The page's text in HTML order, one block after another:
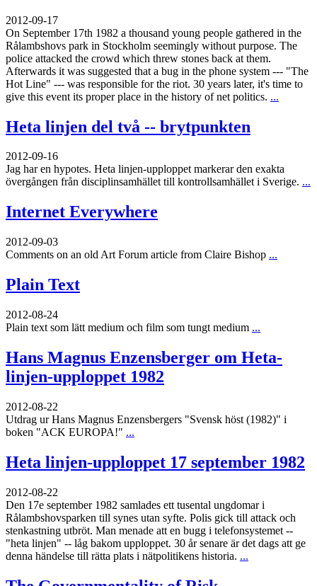
2012-09-17
On September 17th 1982 a thousand young people gathered in the
Rålambshovs park in Stockholm seemingly without purpose. The
police attacked the crowd which threw stones back at them.
Afterwards it was suggested that a bug in the phone system --- "The
Hot Line" --- was responsible for the riot. 30 years later, it's time to
give this event its proper place in the history of net politics. ...
Heta linjen del två -- brytpunkten
2012-09-16
Jag har en hypotes. Heta linjen-upploppet markerar den exakta
övergången från disciplinsamhället till kontrollsamhället i Sverige. ...
Internet Everywhere
2012-09-03
Comments on an old Art Forum article from Claire Bishop ...
Plain Text
2012-08-24
Plain text som lätt medium och film som tungt medium ...
Hans Magnus Enzensberger om Heta-
linjen-upploppet 1982
2012-08-22
Utdrag ur Hans Magnus Enzensbergers "Svensk höst (1982)" i
boken "ACK EUROPA!" ...
Heta linjen-upploppet 17 september 1982
2012-08-22
Den 17e september 1982 samlades ett tusental ungdomar i
Rålambshovsparken till synes utan syfte. Polis gick till attack och
stenkastning utbröt. Man menade att en bugg i telefonsystemet --
"heta linjen" -- låg bakom upploppet. 30 år senare är det dags att ge
denna händelse till rätta plats i nätpolitikens historia. ...